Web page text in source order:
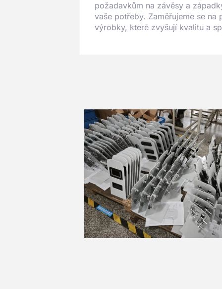
požadavkům na závěsy a
vaše potřeby. Zaměřujeme se na
výrobky, které zvyšují kvalitu a